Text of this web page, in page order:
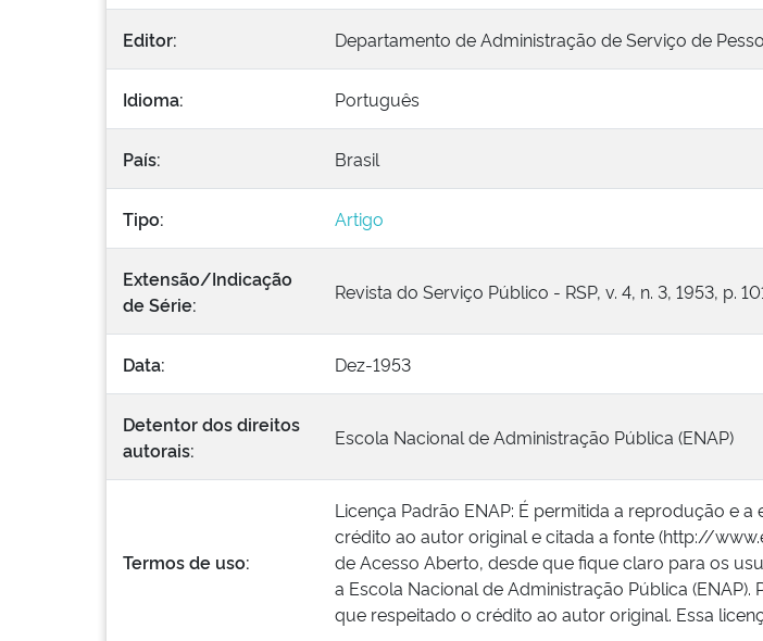
Editor: Departamento de Administração de Serviço de
Idioma: Português
País: Brasil
Tipo: Artigo
Extensão/Indicação
de Série:
Revista do Serviço Público - RSP, v. 4, n. 3, 1953, p.
Data: Dez-1953
Detentor dos direitos
autorais:
Escola Nacional de Administração Pública (ENAP)
Termos de uso:
Licença Padrão ENAP: É permitida a reprodução e
crédito ao autor original e citada a fonte (http://
de Acesso Aberto, desde que fique claro para os
a Escola Nacional de Administração Pública
que respeitado o crédito ao autor original. Essa